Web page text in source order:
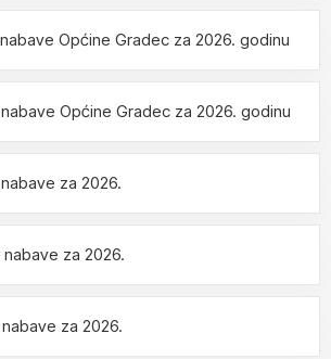
obavljanje poslova
koji se
proračuna Općine
Općine Gradec za 2026. godinu
Općine Gradec za 2026. godinu
za 2026.
za 2026.
za 2026.